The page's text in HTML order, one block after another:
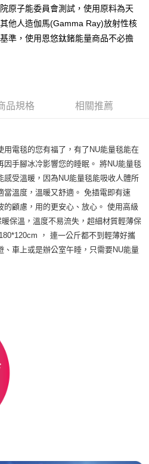
)免運費
查看運費
原子能委員會測試，使用原料為天
他人造伽馬(Gamma Ray)放射性核
準，使用恩悠鈦鍺能量商品不必擔
品規格 相關推薦
用電毯的您有福了，有了NU能量毯能在
手腳冰冷影響您的睡眠。 將NU能量毯
受溫暖，因為NU能量毯能吸收人體所
當溫度，溫暖又舒適。 免插電即有速
的顧慮，用的更安心、放心。 使用高級
保溫，溫度不易流失，超細材質輕薄保
， 連一公斤都不到輕薄好攜
車上或是辦公室午睡，只需要NU能量